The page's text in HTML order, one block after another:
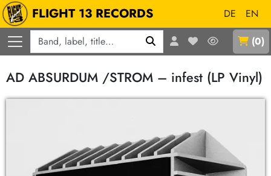
FLIGHT 13 RECORDS DE
EN
(0)
AD ABSURDUM /STROM – infest (LP Vinyl)